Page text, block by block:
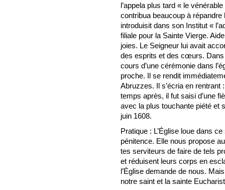
l’appela plus tard « le
contribua beaucoup à
introduisit dans son Institut «
filiale pour la Sainte Vierge.
joies. Le Seigneur lui avait
des esprits et des cœurs. Dans
cours d’une cérémonie dans
proche. Il se rendit
Abruzzes. Il s’écria en rentrant
temps après, il fut saisi d’une
avec la plus touchante piété et
juin 1608.
Pratique : L’Église loue dans
pénitence. Elle nous propose
tes serviteurs de faire de tels
et réduisent leurs corps en
l’Église demande de nous.
notre saint et la sainte